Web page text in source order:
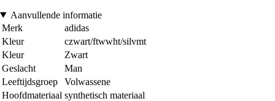
Aanvullende informatie
Merk
adidas
Kleur
czwart/ftwwht/silvmt
Kleur
Zwart
Geslacht
Man
Leeftijdsgroep
Volwassene
Hoofdmateriaal synthetisch materiaal